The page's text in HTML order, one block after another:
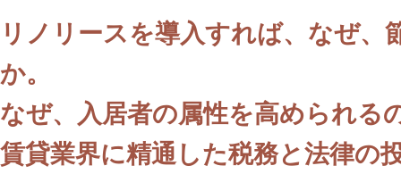
リノリースを導入すれば、なぜ、
か。
なぜ、入居者の属性を高められる
賃貸業界に精通した税務と法律の